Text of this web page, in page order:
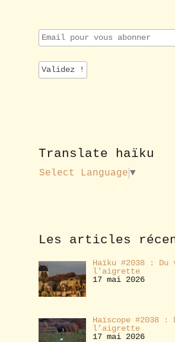
E
m
i
l
o
u
s
e
Translate haïku
Select Language ▼
Les articles
Haïku #2038 : Du
l’aigrette
17 mai 2026
Haïscope #2038 :
l’aigrette
17 mai 2026